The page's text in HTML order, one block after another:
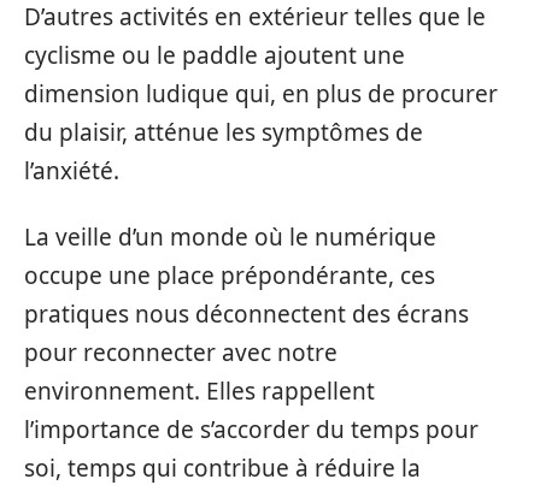
D’autres activités en extérieur telles que le
cyclisme ou le paddle ajoutent une
dimension ludique qui, en plus de procurer
du plaisir, atténue les symptômes de
l’anxiété.
La veille d’un monde où le numérique
occupe une place prépondérante, ces
pratiques nous déconnectent des écrans
pour reconnecter avec notre
environnement. Elles rappellent
l’importance de s’accorder du temps pour
soi, temps qui contribue à réduire la